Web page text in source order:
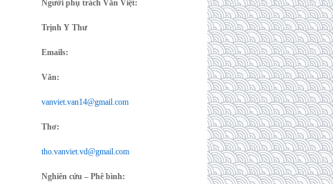
Người phụ trách Văn Việt:
Trịnh Y Thư
Emails:
Văn:
vanviet.van14@gmail.com
Thơ:
tho.vanviet.vd@gmail.com
Nghiên cứu – Phê bình: